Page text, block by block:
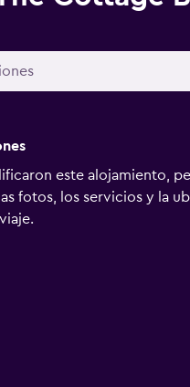
este alojamiento,
fotos, los servicios y la